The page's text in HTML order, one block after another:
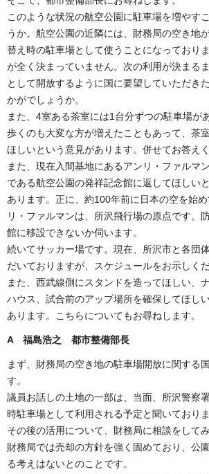
このような状況の航空公園に駐車場を増やす
うか。航空公園の近隣には、財務局の空き地
替え時の駐車場として使うことになっており
が全く決まっていません。次の利用が決まる
として開放するように国に要望していただき
かがでしょうか。
また、4室ある茶室には1台分ずつの駐車場が
歩くのも大変な方が増えたこともあって、茶
ほしいという意見があります。併せてお答えく
また、現在入間基地にあるアンリ・ファルマ
である航空公園の発祥記念館に返してほしい
あります。正に、約100年前に日本の空を始
リ・ファルマンは、所沢飛行場の原点です。
館に移設できないか伺います。
続いてサッカー場です。現在、所沢市と各団
だいておりますが、スケジュールをお示しくだ
また、西武線側にスタンドを造ってほしい、
ハウス、試合前のアップ場所を確保してほし
あります。こちらについてもお尋ねします。
A 福島浩之 都市整備部長
まず、財務局の空き地の駐車場開放に関する
す。
議員お話しの土地の一部は、当面、所沢警察
時駐車場として利用される予定と聞いておりま
その後の活用について、財務局に相談をしてみ
財務局では売却の方針を強く固めており、公
る考えはないとのことです。